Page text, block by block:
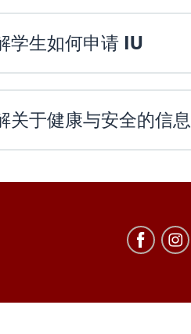
学生如何申请 IU
关于健康与安全的信息